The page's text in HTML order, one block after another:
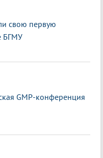
свою первую
БГМУ
GMP-конференция